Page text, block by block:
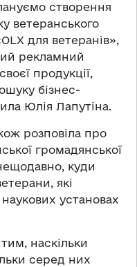
створення
ветеранського
для ветеранів»,
рекламний
продукції,
бізнес-
Юлія Лапутіна.
розповіла про
громадянської
куди
які
установах
наскільки
серед них